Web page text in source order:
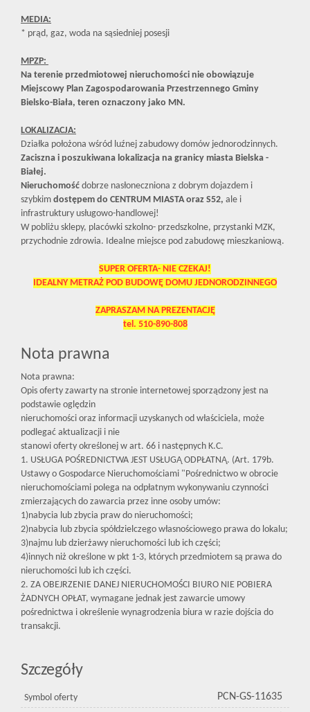
MEDIA:
* prąd, gaz, woda na sąsiedniej posesji
MPZP:
Na terenie przedmiotowej nieruchomości nie obowiązuje
Miejscowy Plan Zagospodarowania Przestrzennego Gminy
Bielsko-Biała, teren oznaczony jako MN.
LOKALIZACJA:
Działka położona wśród luźnej zabudowy domów jednorodzinnych.
Zaciszna i poszukiwana lokalizacja na granicy miasta Bielska -
Białej.
Nieruchomość dobrze nasłoneczniona z dobrym dojazdem i
szybkim dostępem do CENTRUM MIASTA oraz S52, ale i
infrastruktury usługowo-handlowej!
W pobliżu sklepy, placówki szkolno- przedszkolne, przystanki MZK,
przychodnie zdrowia. Idealne miejsce pod zabudowę mieszkaniową.
SUPER OFERTA- NIE CZEKAJ!
IDEALNY METRAŻ POD BUDOWĘ DOMU JEDNORODZINNEGO
ZAPRASZAM NA PREZENTACJĘ
tel. 510-890-808
Nota prawna
Nota prawna:
Opis oferty zawarty na stronie internetowej sporządzony jest na
podstawie oględzin
nieruchomości oraz informacji uzyskanych od właściciela, może
podlegać aktualizacji i nie
stanowi oferty określonej w art. 66 i następnych K.C.
1. USŁUGA POŚREDNICTWA JEST USŁUGĄ ODPŁATNĄ. (Art. 179b.
Ustawy o Gospodarce Nieruchomościami "Pośrednictwo w obrocie
nieruchomościami polega na odpłatnym wykonywaniu czynności
zmierzających do zawarcia przez inne osoby umów:
1)nabycia lub zbycia praw do nieruchomości;
2)nabycia lub zbycia spółdzielczego własnościowego prawa do lokalu;
3)najmu lub dzierżawy nieruchomości lub ich części;
4)innych niż określone w pkt 1-3, których przedmiotem są prawa do
nieruchomości lub ich części.
2. ZA OBEJRZENIE DANEJ NIERUCHOMOŚCI BIURO NIE POBIERA
ŻADNYCH OPŁAT, wymagane jednak jest zawarcie umowy
pośrednictwa i określenie wynagrodzenia biura w razie dojścia do
transakcji.
Szczegóły
Symbol oferty PCN-GS-11635